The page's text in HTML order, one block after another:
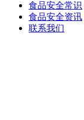
食品安全常识
食品安全资讯
联系我们